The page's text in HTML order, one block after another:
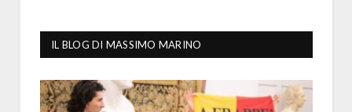
IL BLOG DI MASSIMO MARINO